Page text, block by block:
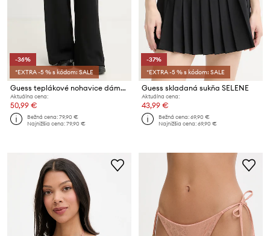
-36%
*EXTRA -5 % s kódom: SALE
Guess teplákové nohavice dámske SELENE
Aktuálna cena:
50,99 €
Bežná cena:79,90 €
Najnižšia cena:79,90 €
-37%
*EXTRA -5 % s kódom: SALE
Guess skladaná sukňa SELENE
Aktuálna cena:
43,99 €
Bežná cena:69,90 €
Najnižšia cena:69,90 €